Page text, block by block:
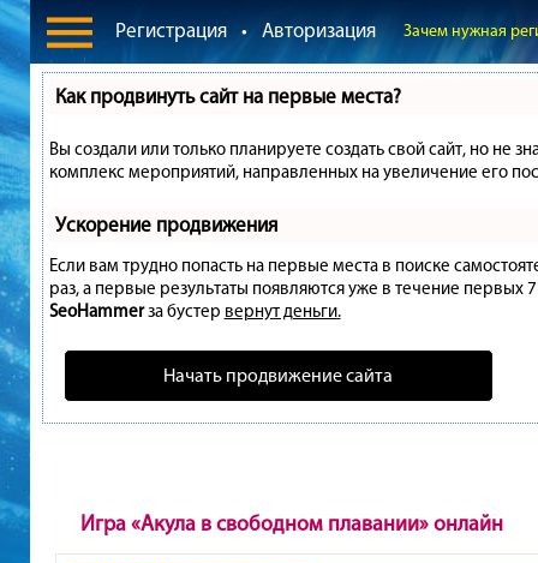
Регистрация • Авторизация Зачем нужная
Как продвинуть сайт на первые места?
Вы создали или только планируете создать свой сайт, но не
комплекс мероприятий, направленных на увеличение его
Ускорение продвижения
Если вам трудно попасть на первые места в поиске
раз, а первые результаты появляются уже в течение первых
SeoHammerза бустер вернут деньги.
Начать продвижение сайта
Игра «Акула в свободном плавании» онлайн